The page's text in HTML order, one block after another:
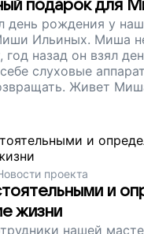
заработок.
жить
проект!
подарок для
день рождения у
Ильиных. Миша
назад он взял
слуховые
Живет
Сейчас
на работу нашей
с разными
Помогите нам
сотрудникам,
на работу,
проекта
и
жизни
нашей